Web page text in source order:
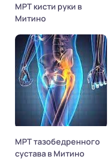
МРТ кисти руки в
Митино
МРТ тазобедренного
сустава в Митино